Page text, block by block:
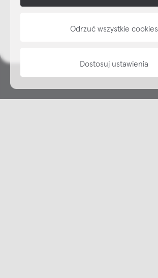
NAP
Odrzuć wszystkie cookies
Dostosuj ustawienia